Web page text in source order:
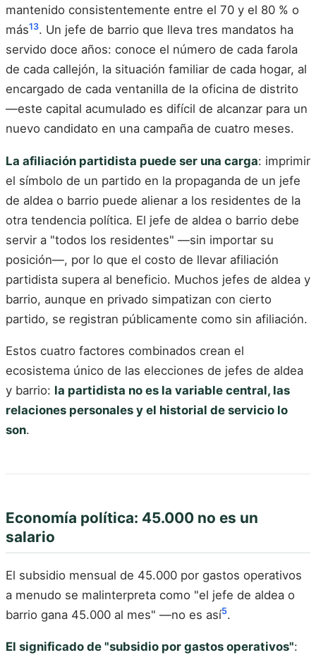
mantenido consistentemente entre el 70 y el 80 % o
más13. Un jefe de barrio que lleva tres mandatos ha
servido doce años: conoce el número de cada farola
de cada callejón, la situación familiar de cada hogar, al
encargado de cada ventanilla de la oficina de distrito
—este capital acumulado es difícil de alcanzar para un
nuevo candidato en una campaña de cuatro meses.
La afiliación partidista puede ser una carga: imprimir
el símbolo de un partido en la propaganda de un jefe
de aldea o barrio puede alienar a los residentes de la
otra tendencia política. El jefe de aldea o barrio debe
servir a "todos los residentes" —sin importar su
posición—, por lo que el costo de llevar afiliación
partidista supera al beneficio. Muchos jefes de aldea y
barrio, aunque en privado simpatizan con cierto
partido, se registran públicamente como sin afiliación.
Estos cuatro factores combinados crean el
ecosistema único de las elecciones de jefes de aldea
y barrio: la partidista no es la variable central, las
relaciones personales y el historial de servicio lo
son.
Economía política: 45.000 no es un
salario
El subsidio mensual de 45.000 por gastos operativos
a menudo se malinterpreta como "el jefe de aldea o
barrio gana 45.000 al mes" —no es así5.
El significado de "subsidio por gastos operativos":